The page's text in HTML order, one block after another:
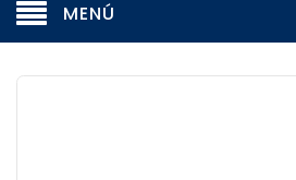
MENÚ